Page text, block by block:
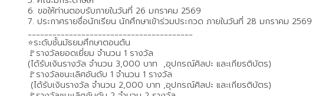
6. ขอให้ท่านตอบรับภายในวันที่ 26 มกราคม 2569
7. ประกาศรายชื่อนักเรียน นักศึกษาเข้าร่วมประกวด ภายในวันที่ 28 มกราคม 2569
________________________________________
⭐️ระดับชั้นมัธยมศึกษาตอนต้น
🚩รางวัลยอดเยี่ยม จำนวน 1 รางวัล
(ได้รับเงินรางวัล จำนวน 3,000 บาท ,อุปกรณ์ศิลปะ และเกียรติบัตร)
🚩รางวัลชนะเลิศอันดับ 1 จำนวน 1 รางวัล
(ได้รับเงินรางวัล จำนวน 2,000 บาท ,อุปกรณ์ศิลปะ และเกียรติบัตร)